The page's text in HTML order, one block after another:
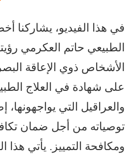
في هذا الفيديو، يشاركنا
الطبيعي حاتم العكرمي
الأشخاص ذوي الإعاقة
على شهادة في العلاج
والعراقيل التي يواجهونها،
توصياته من أجل ضمان
ومكافحة التمييز. يأتي